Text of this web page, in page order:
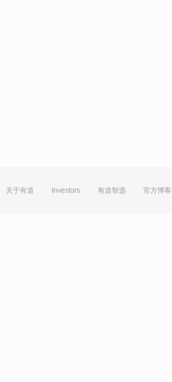
关于有道 Investors 有道智选 官方博客